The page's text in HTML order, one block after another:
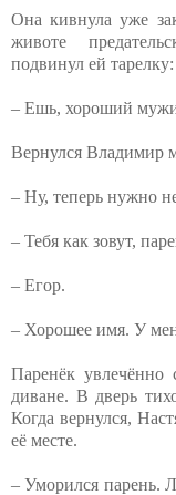
Она кивнула уже
животе
подвинул ей тарелку:
– Ешь, хороший
Вернулся Владимир
– Ну, теперь нужно
– Тебя как зовут,
– Егор.
– Хорошее имя. У
Паренёк увлечённо
диване. В дверь
Когда вернулся,
её месте.
– Уморился парень.